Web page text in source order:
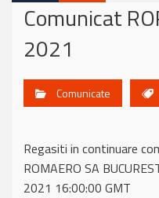
Comunicat
2021
Comunicate
Regasiti in continuare
ROMAERO SA
2021 16:00:00 GMT